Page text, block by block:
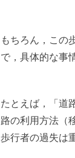
もちろん，この
で，具体的な事
たとえば，「道
路の利用方法（
歩行者の過失は